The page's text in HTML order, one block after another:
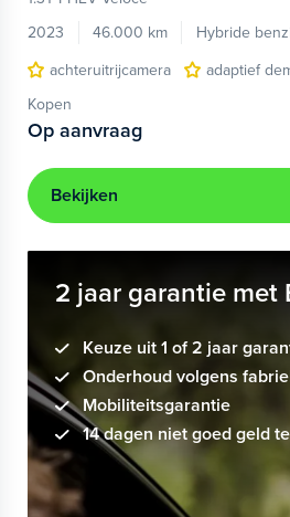
2023
46.000 km Hybride
achteruitrijcamera
adaptief
Kopen
Op aanvraag
Bekijken
2 jaar garantie met
Keuze uit 1 of 2 jaar
Onderhoud volgens
Mobiliteitsgarantie
14 dagen niet goed geld